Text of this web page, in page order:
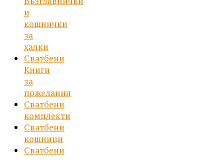
и
кошнички
за
халки
Сватбени
Книги
за
пожелания
Сватбени
комплекти
Сватбени
кошници
Сватбени